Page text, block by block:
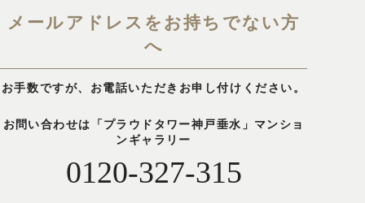
メールアドレスをお持ちでない方
へ
お手数ですが、お電話いただきお申し付けください。
お問い合わせは「プラウドタワー神戸垂水」マンショ
ンギャラリー
0120-327-315